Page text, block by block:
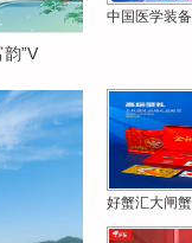
”V
中国医学装
好蟹汇大闸